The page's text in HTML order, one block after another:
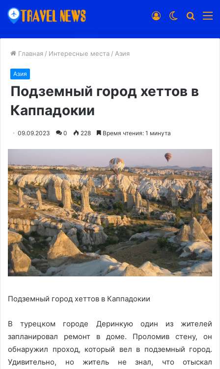
Switch
Войти
Главная / Интересные места / Азия
Азия
Подземный город хеттов в
Каппадокии
09.09.2023 0 228 Время чтения: 1 минута
Подземный город хеттов в Каппадокии
В турецком городе Деринкую один из жителей
запланировал ремонт в доме. Проломив стену, он
обнаружил проход, который вел в подземный город.
Удивительно, но житель не знал, что отыскал